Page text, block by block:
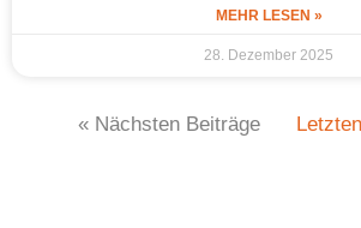
MEHR LESEN »
28. Dezember 2025
« Nächsten Beiträge